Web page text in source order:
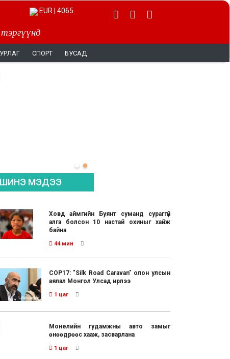
тэргүүнд
EUR | 4065
СПОРТ БУСАД
ШИНЭ МЭДЭЭ
Ховд аймгийн Буянт суманд сураггүй
алга болсон 10 настай охиныг хайж
байна
44 мин
COP17: "Silk Road Caravan" олон улсын
аялал Монгол Улсад ирлээ
1 цаг
Монелийн гудамжны авто замыг
өнөөдрөөс хааж, засварлана
1 цаг